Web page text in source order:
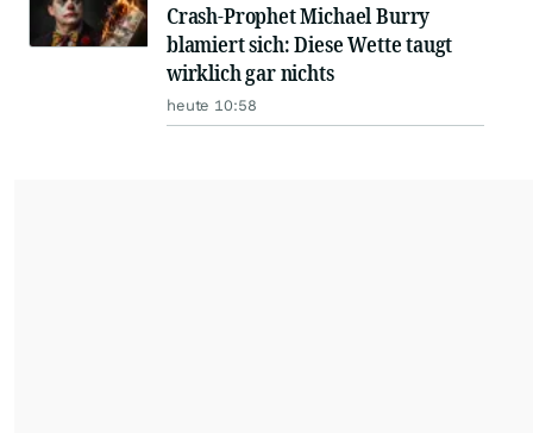
Crash-Prophet Michael Burry
blamiert sich: Diese Wette taugt
wirklich gar nichts
heute 10:58